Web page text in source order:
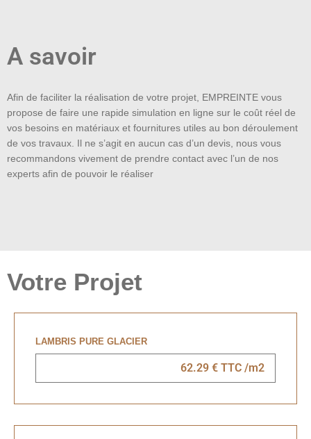
A savoir
Afin de faciliter la réalisation de votre projet, EMPREINTE vous
propose de faire une rapide simulation en ligne sur le coût réel de
vos besoins en matériaux et fournitures utiles au bon déroulement
de vos travaux. Il ne s’agit en aucun cas d’un devis, nous vous
recommandons vivement de prendre contact avec l’un de nos
experts afin de pouvoir le réaliser
Votre Projet
LAMBRIS PURE GLACIER